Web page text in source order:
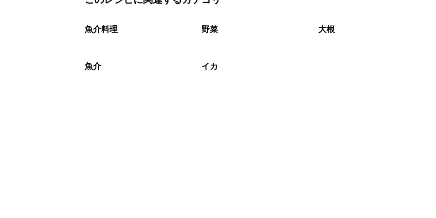
保存期間は冷蔵で翌日中が目安です。なるべくお早めにお召し上がりください。
※日持ちは目安です。
魚介料理 野菜 大根
魚介 イカ